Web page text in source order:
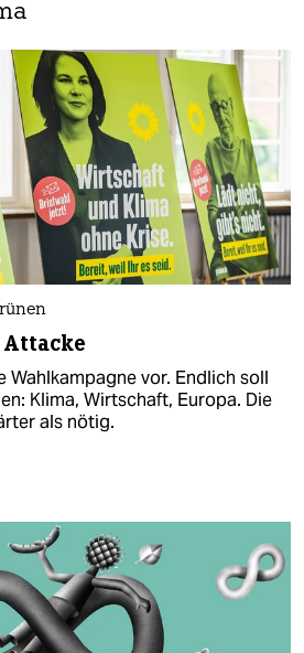
Wahlkampagne vor. Endlich soll
Klima, Wirtschaft, Europa. Die
als nötig.